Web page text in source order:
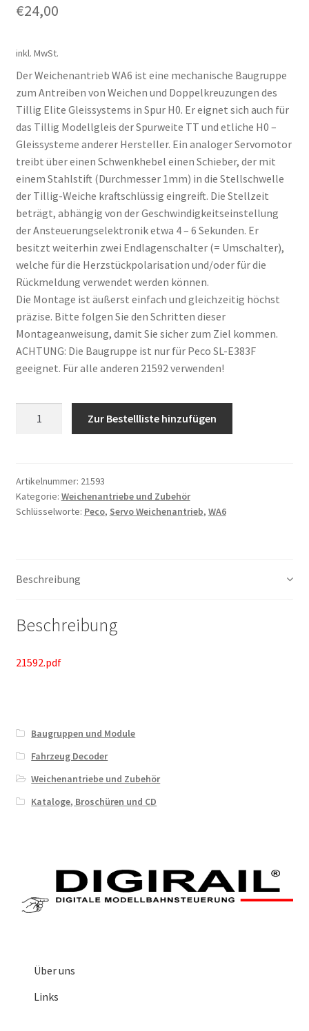
€24,00
inkl. MwSt.
Der Weichenantrieb WA6 ist eine mechanische Baugruppe
zum Antreiben von Weichen und Doppelkreuzungen des
Tillig Elite Gleissystems in Spur H0. Er eignet sich auch für
das Tillig Modellgleis der Spurweite TT und etliche H0 –
Gleissysteme anderer Hersteller. Ein analoger Servomotor
treibt über einen Schwenkhebel einen Schieber, der mit
einem Stahlstift (Durchmesser 1mm) in die Stellschwelle
der Tillig-Weiche kraftschlüssig eingreift. Die Stellzeit
beträgt, abhängig von der Geschwindigkeitseinstellung
der Ansteuerungselektronik etwa 4 – 6 Sekunden. Er
besitzt weiterhin zwei Endlagenschalter (= Umschalter),
welche für die Herzstückpolarisation und/oder für die
Rückmeldung verwendet werden können.
Die Montage ist äußerst einfach und gleichzeitig höchst
präzise. Bitte folgen Sie den Schritten dieser
Montageanweisung, damit Sie sicher zum Ziel kommen.
ACHTUNG: Die Baugruppe ist nur für Peco SL-E383F
geeignet. Für alle anderen 21592 verwenden!
Anzahl Zur Bestellliste hinzufügen
Artikelnummer: 21593
Kategorie: Weichenantriebe und Zubehör
Schlüsselworte: Peco, Servo Weichenantrieb, WA6
Beschreibung
Beschreibung
21592.pdf
Baugruppen und Module
Fahrzeug Decoder
Weichenantriebe und Zubehör
Kataloge, Broschüren und CD
Über uns
Links